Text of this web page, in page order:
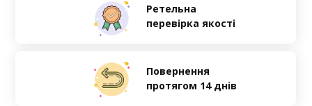
Ретельна
перевірка якості
Повернення
протягом 14 днів